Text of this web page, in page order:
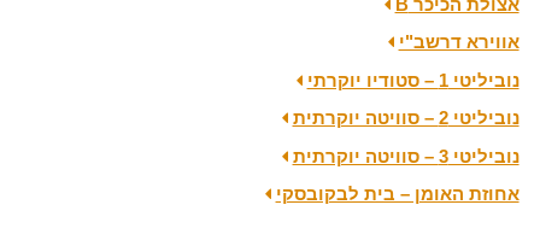
אווירא דרשב"י
נוביליטי 1 – סטודיו יוקרתי
נוביליטי 2 – סוויטה יוקרתית
נוביליטי 3 – סוויטה יוקרתית
אחוזת האומן – בית לבקובסקי